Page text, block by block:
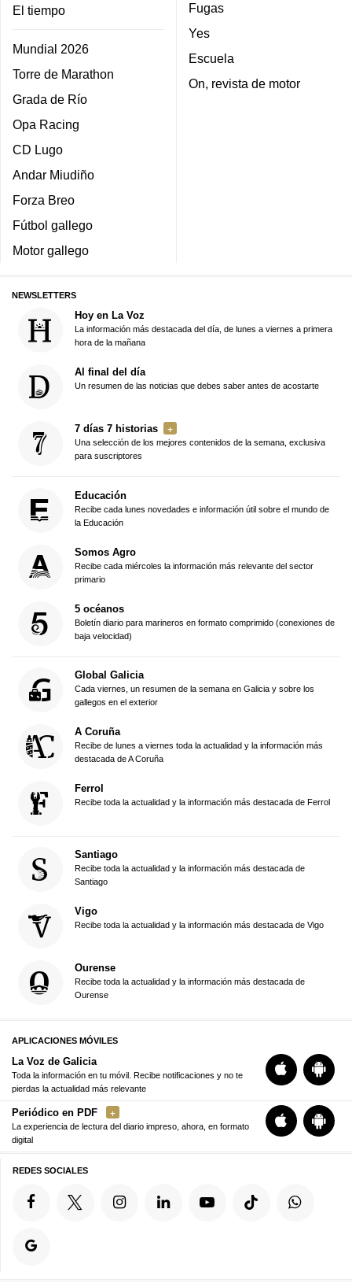
El tiempo
Mundial 2026
Torre de Marathon
Grada de Río
Opa Racing
CD Lugo
Andar Miudiño
Forza Breo
Fútbol gallego
Motor gallego
Fugas
Yes
Escuela
On, revista de motor
NEWSLETTERS
Hoy en La Voz
La información más destacada del día, de lunes a viernes a primera
hora de la mañana
Al final del día
Un resumen de las noticias que debes saber antes de acostarte
7 días 7 historias
Una selección de los mejores contenidos de la semana, exclusiva
para suscriptores
Educación
Recibe cada lunes novedades e información útil sobre el mundo de
la Educación
Somos Agro
Recibe cada miércoles la información más relevante del sector
primario
5 océanos
Boletín diario para marineros en formato comprimido (conexiones de
baja velocidad)
Global Galicia
Cada viernes, un resumen de la semana en Galicia y sobre los
gallegos en el exterior
A Coruña
Recibe de lunes a viernes toda la actualidad y la información más
destacada de A Coruña
Ferrol
Recibe toda la actualidad y la información más destacada de Ferrol
Santiago
Recibe toda la actualidad y la información más destacada de
Santiago
Vigo
Recibe toda la actualidad y la información más destacada de Vigo
Ourense
Recibe toda la actualidad y la información más destacada de
Ourense
APLICACIONES MÓVILES
La Voz de Galicia
Toda la información en tu móvil. Recibe notificaciones y no te
pierdas la actualidad más relevante
Periódico en PDF
La experiencia de lectura del diario impreso, ahora, en formato
digital
REDES SOCIALES